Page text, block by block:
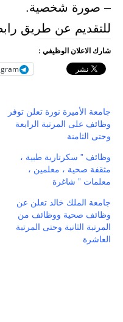
– صورة شخصية.
للتقديم عن طريق
شارك الاعلان الوظيفي :
جامعة الأميرة نورة تعلن توفر
وظائف على المرتبة الرابعة
وحتى الثامنة
وظائف ” سكرتارية طبية ،
مثقفة صحية ، معلمين ،
معلمات ” شاغرة
جامعة الملك خالد تعلن عن
وظائف صحية ووظائف من
المرتبة الثانية وحتى المرتبة
العاشرة